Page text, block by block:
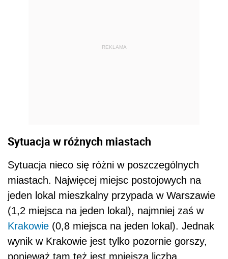
REKLAMA
Sytuacja w różnych miastach
Sytuacja nieco się różni w poszczególnych
miastach. Najwięcej miejsc postojowych na
jeden lokal mieszkalny przypada w Warszawie
(1,2 miejsca na jeden lokal), najmniej zaś w
Krakowie (0,8 miejsca na jeden lokal). Jednak
wynik w Krakowie jest tylko pozornie gorszy,
ponieważ tam też jest mniejsza liczba